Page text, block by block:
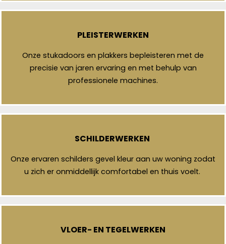
PLEISTERWERKEN
Onze stukadoors en plakkers bepleisteren met de
precisie van jaren ervaring en met behulp van
professionele machines.
SCHILDERWERKEN
Onze ervaren schilders gevel kleur aan uw woning zodat
u zich er onmiddellijk comfortabel en thuis voelt.
VLOER- EN TEGELWERKEN